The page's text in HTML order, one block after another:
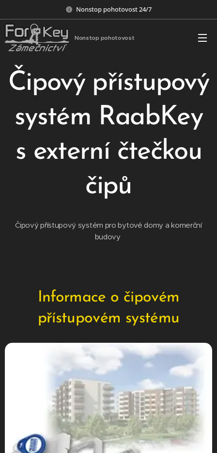
Nonstop pohotovost 24/7
Nonstop pohotovost
Čipový přístupový
systém RaabKey
s externí čtečkou
čipů
Čipový přístupový systém pro bytové domy a komerční
budovy
Informace o čipovém
přístupovém systému